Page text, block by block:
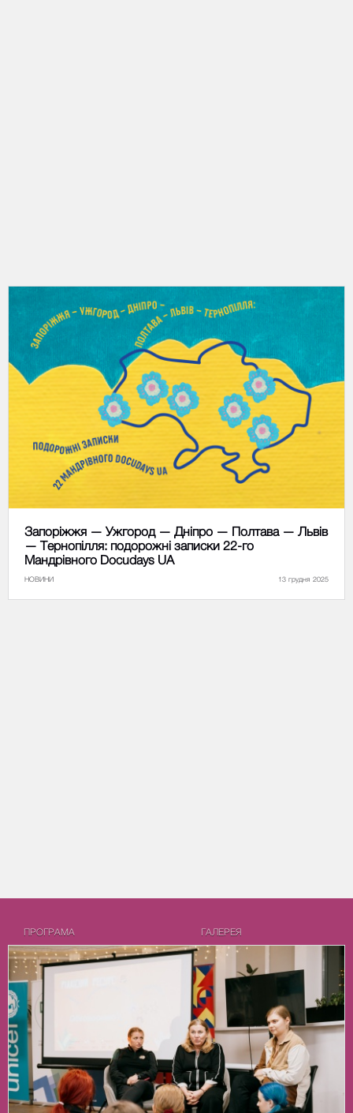
Запоріжжя — Ужгород — Дніпро — Полтава — Львів
— Тернопілля: подорожні записки 22-го
Мандрівного Docudays UA
НОВИНИ 13 грудня 2025
ПРОГРАМА
ФIЛЬМИ
ГАЛЕРЕЯ
МЕРЕЖА МАНДРІВНОГО ПРО ПРОЄКТ
РЕГЛАМЕНТ
ДЕКЛАРАЦІЯ ЕТИЧНИХ ЗАСАД
ПАРТНЕРИ
АРХІВ
2024
2023
2022
ПРОЄКТИ DOCUDAYS UA
DOCUDAYS UA
DOCU/КЛУБ
DOCUSPACE